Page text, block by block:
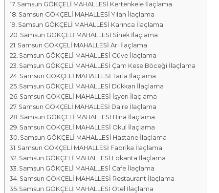
Samsun GÖKÇELİ MAHALLESİ Kertenkele İlaçlama
Samsun GÖKÇELİ MAHALLESİ Yılan İlaçlama
Samsun GÖKÇELİ MAHALLESİ Karınca İlaçlama
Samsun GÖKÇELİ MAHALLESİ Sinek İlaçlama
Samsun GÖKÇELİ MAHALLESİ Arı İlaçlama
Samsun GÖKÇELİ MAHALLESİ Güve İlaçlama
Samsun GÖKÇELİ MAHALLESİ Çam Kese Böceği İlaçlama
Samsun GÖKÇELİ MAHALLESİ Tarla İlaçlama
Samsun GÖKÇELİ MAHALLESİ Dükkan İlaçlama
Samsun GÖKÇELİ MAHALLESİ İşyeri İlaçlama
Samsun GÖKÇELİ MAHALLESİ Daire İlaçlama
Samsun GÖKÇELİ MAHALLESİ Bina İlaçlama
Samsun GÖKÇELİ MAHALLESİ Okul İlaçlama
Samsun GÖKÇELİ MAHALLESİ Hastane İlaçlama
Samsun GÖKÇELİ MAHALLESİ Fabrika İlaçlama
Samsun GÖKÇELİ MAHALLESİ Lokanta İlaçlama
Samsun GÖKÇELİ MAHALLESİ Cafe İlaçlama
Samsun GÖKÇELİ MAHALLESİ Restaurant İlaçlama
Samsun GÖKÇELİ MAHALLESİ Otel İlaçlama